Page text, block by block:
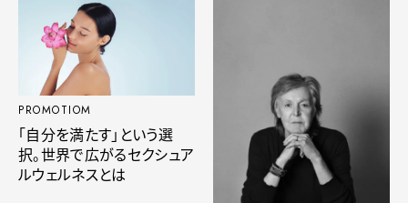
PROMOTIOM
「自分を満たす」という選
択。世界で広がるセクシュア
ルウェルネスとは